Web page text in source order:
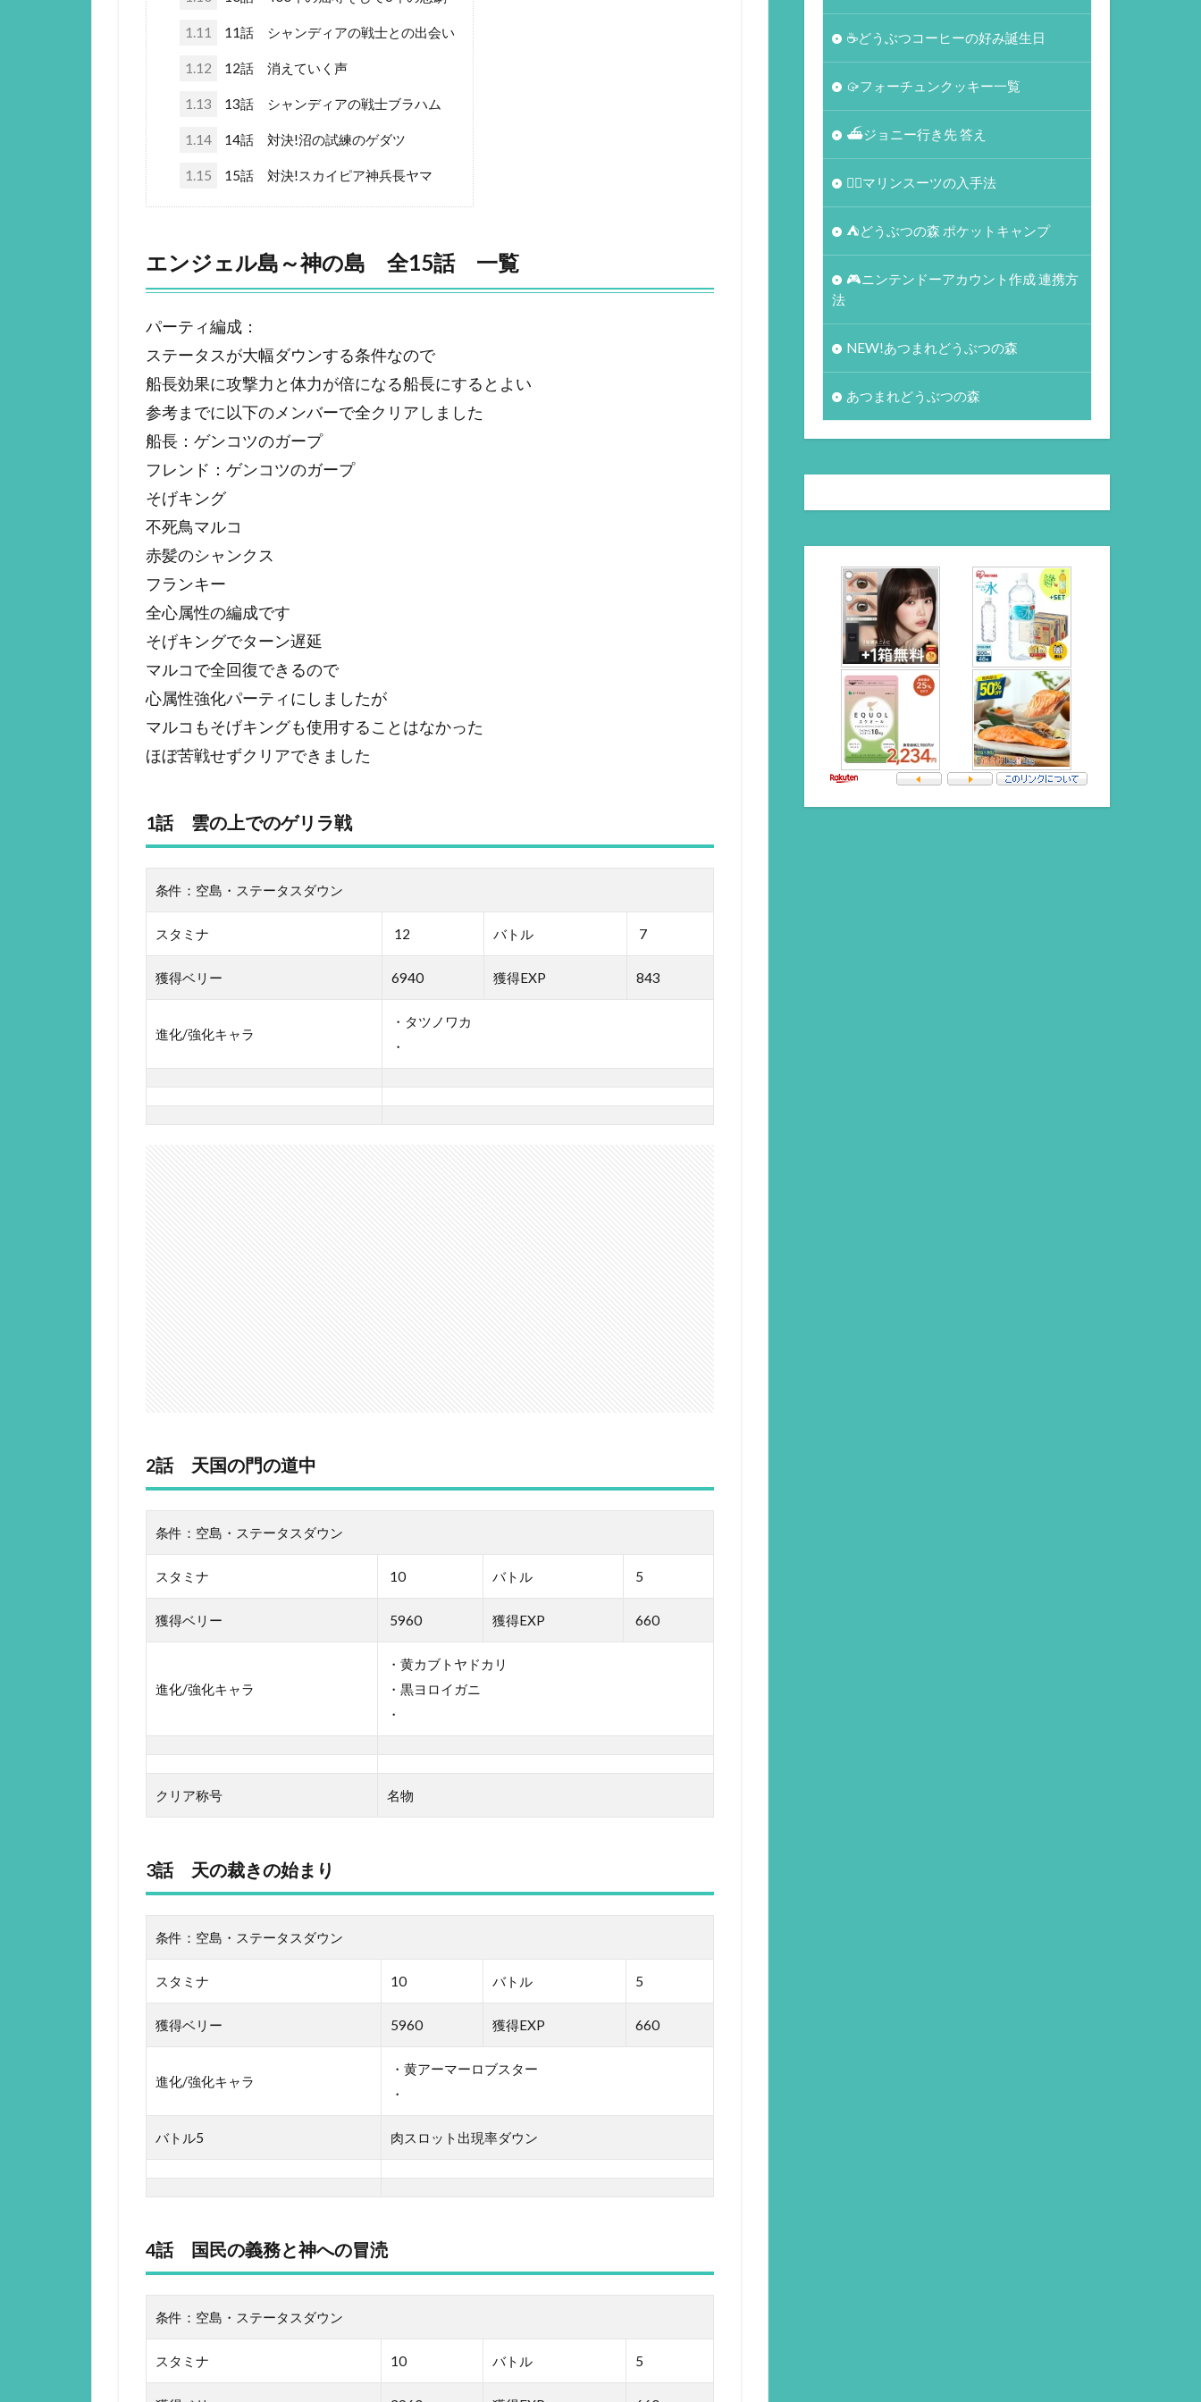
1.11 11話 シャンディアの戦士との出会い
1.12 12話 消えていく声
1.13 13話 シャンディアの戦士ブラハム
1.14 14話 対決!沼の試練のゲダツ
1.15 15話 対決!スカイピア神兵長ヤマ
エンジェル島～神の島 全15話 一覧
パーティ編成：
ステータスが大幅ダウンする条件なので
船長効果に攻撃力と体力が倍になる船長にするとよい
参考までに以下のメンバーで全クリアしました
船長：ゲンコツのガープ
フレンド：ゲンコツのガープ
そげキング
不死鳥マルコ
赤髪のシャンクス
フランキー
全心属性の編成です
そげキングでターン遅延
マルコで全回復できるので
心属性強化パーティにしましたが
マルコもそげキングも使用することはなかった
ほぼ苦戦せずクリアできました
1話 雲の上でのゲリラ戦
条件：空島・ステータスダウン
スタミナ 12 バトル 7
獲得ベリー 6940 獲得EXP 843
進化/強化キャラ
・タツノワカ
・
2話 天国の門の道中
条件：空島・ステータスダウン
スタミナ 10 バトル 5
獲得ベリー 5960 獲得EXP 660
進化/強化キャラ
・黄カブトヤドカリ
・黒ヨロイガニ
・
クリア称号 名物
3話 天の裁きの始まり
条件：空島・ステータスダウン
スタミナ 10 バトル 5
獲得ベリー 5960 獲得EXP 660
進化/強化キャラ
・黄アーマーロブスター
・
バトル5 肉スロット出現率ダウン
4話 国民の義務と神への冒涜
条件：空島・ステータスダウン
スタミナ 10 バトル 5
☕️どうぶつコーヒーの好み誕生日
🥠フォーチュンクッキー一覧
⛴ジョニー行き先 答え
🏄‍♀️マリンスーツの入手法
⛺どうぶつの森 ポケットキャンプ
🎮ニンテンドーアカウント作成 連携方
法
NEW!あつまれどうぶつの森
あつまれどうぶつの森